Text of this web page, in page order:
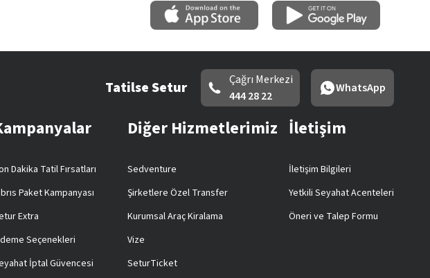
Tatilse Setur
Çağrı Merkezi
444 28 22
WhatsApp
Dakika Tatil Fırsatları
Paket Kampanyası
Extra
Seçenekleri
İptal Güvencesi
Diğer Hizmetlerimiz
Sedventure
Şirketlere Özel Transfer
Kurumsal Araç Kiralama
Vize
SeturTicket
İletişim
İletişim Bilgileri
Yetkili Seyahat Acenteleri
Öneri ve Talep Formu